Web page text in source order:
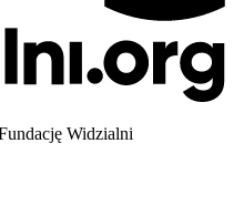
Widzialni